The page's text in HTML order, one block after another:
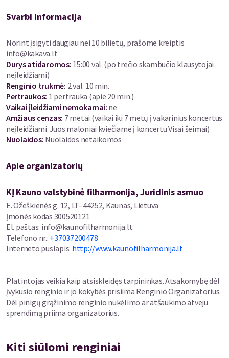
nuotaikingi bei šventiški orkestriniai numeriai, chorai, arijos ir
duetai iš populiariausių operų bei operečių
Kauno filharmonija savo ištikimiausiems klausytojams nori
palinkėti laimingų Naujųjų metų ir paskutinį senųjų metų
vakarą kviečia praleisti su iškiliausiais Kauno kolektyvais,
įstabiais solistais ir muzika, kuri sukurs šventinę nuotaiką
bei pakylės kiekvieno klausytojo dvasią.
Kauno valstybinis choras ir Kauno miesto simfoninis orkestras
Šerveniko, paruošė programą, sudarytą iš nuotaikingų ir
temperatūra atves klausytojus iki iškilmingos kulminacijos,
prapliupsiančios nevaržomų emocijų fejerverkais.
Svarbi informacija
Norint įsigyti daugiau nei 10 bilietų, prašome kreiptis
info@kakava.lt
Durys atidaromos: 15:00 val. (po trečio skambučio klausytojai
neįleidžiami)
Renginio trukmė: 2 val. 10 min.
Pertraukos: 1 pertrauka (apie 20 min.)
Vaikai įleidžiami nemokamai: ne
Amžiaus cenzas: 7 metai (vaikai iki 7 metų į vakarinius koncertus
neįleidžiami. Juos maloniai kviečiame į koncertu Visai šeimai)
Nuolaidos: Nuolaidos netaikomos
Apie organizatorių
KĮ Kauno valstybinė filharmonija, Juridinis asmuo
E. Ožeškienės g. 12, LT–44252, Kaunas, Lietuva
Įmonės kodas 300520121
El. paštas: info@kaunofilharmonija.lt
Telefono nr.: +37037200478
Interneto puslapis: http://www.kaunofilharmonija.lt
Platintojas veikia kaip atsiskleidęs tarpininkas. Atsakomybę dėl
įvykusio renginio ir jo kokybės prisiima Renginio Organizatorius.
Dėl pinigų grąžinimo renginio nukėlimo ar atšaukimo atveju
sprendimą priima organizatorius.
Kiti siūlomi renginiai